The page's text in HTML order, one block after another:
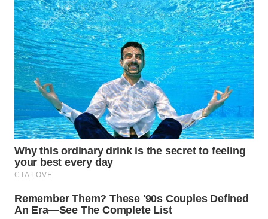
WN
LIKUPANG
WN
LABUANBAJO
WN
BORNEO
Wahana
Media
Group
WAHANA
NEWS